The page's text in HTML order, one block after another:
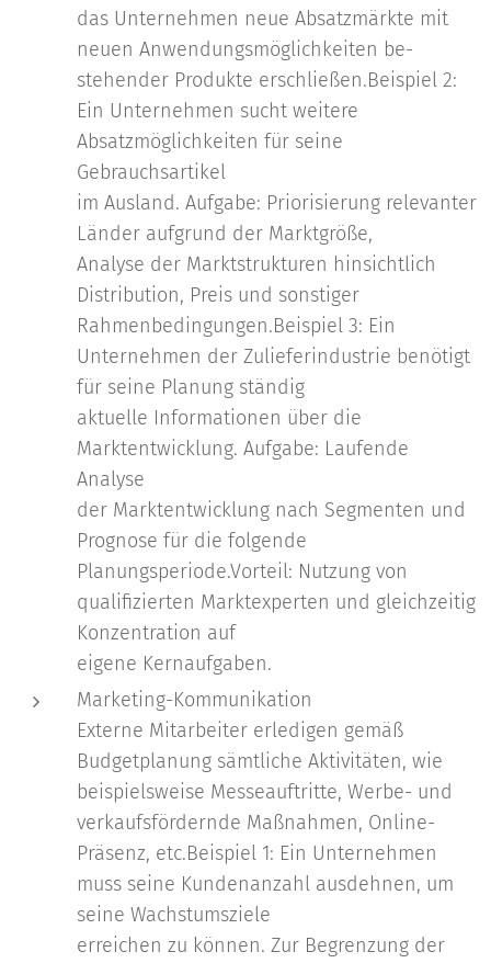
das Unternehmen neue Absatzmärkte mit
neuen Anwendungsmöglichkeiten be-
stehender Produkte erschließen.Beispiel 2:
Ein Unternehmen sucht weitere
Absatzmöglichkeiten für seine
Gebrauchsartikel
im Ausland. Aufgabe: Priorisierung relevanter
Länder aufgrund der Marktgröße,
Analyse der Marktstrukturen hinsichtlich
Distribution, Preis und sonstiger
Rahmenbedingungen.Beispiel 3: Ein
Unternehmen der Zulieferindustrie benötigt
für seine Planung ständig
aktuelle Informationen über die
Marktentwicklung. Aufgabe: Laufende
Analyse
der Marktentwicklung nach Segmenten und
Prognose für die folgende
Planungsperiode.Vorteil: Nutzung von
qualifizierten Marktexperten und gleichzeitig
Konzentration auf
eigene Kernaufgaben.
Marketing-Kommunikation
Externe Mitarbeiter erledigen gemäß
Budgetplanung sämtliche Aktivitäten, wie
beispielsweise Messeauftritte, Werbe- und
verkaufsfördernde Maßnahmen, Online-
Präsenz, etc.Beispiel 1: Ein Unternehmen
muss seine Kundenanzahl ausdehnen, um
seine Wachstumsziele
erreichen zu können. Zur Begrenzung der